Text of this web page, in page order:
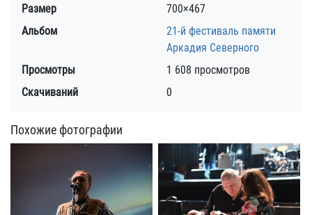
Размер
700×467
Альбом
21-й фестиваль памяти
Аркадия Северного
Просмотры
1 608 просмотров
Скачиваний
0
Похожие фотографии